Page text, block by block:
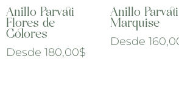
Anillo Parvati
Flores de
Colores
Desde 180,00$
Anillo Parvati
Marquise
Desde